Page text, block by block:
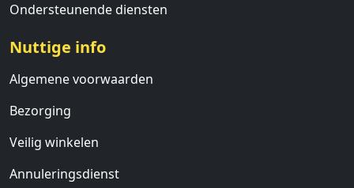
Ondersteunende diensten
Nuttige info
Algemene voorwaarden
Bezorging
Veilig winkelen
Annuleringsdienst